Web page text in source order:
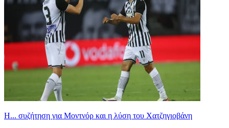
Η... συζήτηση για Μοντνόρ και η λύση του Χατζηγιοβάνη